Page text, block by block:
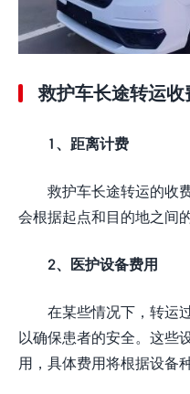
救护车长途转运收
1、距离计费
救护车长途转运的收
会根据起点和目的地之间
2、医护设备费用
在某些情况下，转运
以确保患者的安全。这些
用，具体费用将根据设备